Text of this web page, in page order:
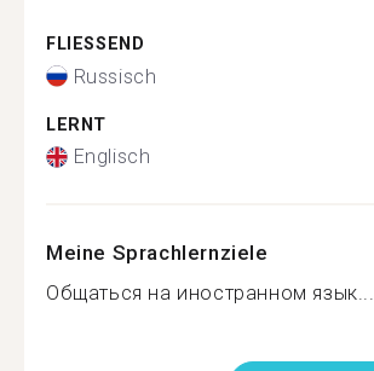
FLIESSEND
Russisch
LERNT
Englisch
Meine Sprachlernziele
Общаться на иностранном язык...